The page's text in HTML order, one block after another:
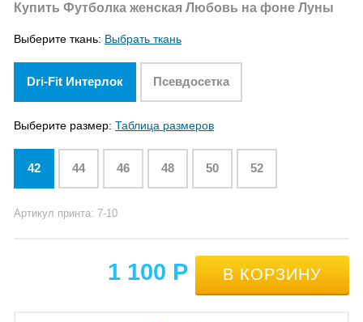
Купить Футболка женская Любовь на фоне Луны
Выберите ткань: Выбрать ткань
Dri-Fit Интерлок Псевдосетка
Выберите размер:Таблица размеров
42 44 46 48 50 52
Артикул принта: 7-10
1 100 Р